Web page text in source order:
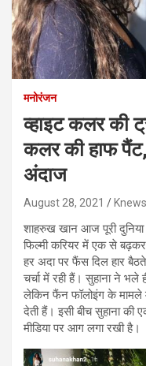
मनोरंजन
व्हाइट कलर की
कलर की हाफ
अंदाज
August 28, 2021
शाहरुख खान आज पूरी
फिल्मी करियर में एक से
हर अदा पर फैंस दिल हार
चर्चा में रही हैं। सुहाना ने भले
लेकिन फैंन फॉलोइंग के मामले
देती हैं। इसी बीच सुहाना
मीडिया पर आग लगा रखी है।